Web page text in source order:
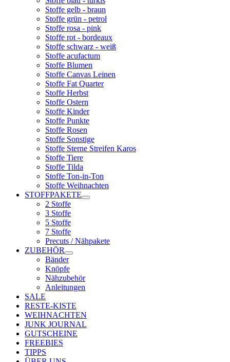
Stoffe gelb - braun
Stoffe grün - petrol
Stoffe rosa - pink
Stoffe rot - bordeaux
Stoffe schwarz - weiß
Stoffe acufactum
Stoffe Blumen
Stoffe Canvas Leinen
Stoffe Fat Quarter
Stoffe Herbst
Stoffe Ostern
Stoffe Kinder
Stoffe Punkte
Stoffe Rosen
Stoffe Sonstige
Stoffe Sterne Streifen Karos
Stoffe Tiere
Stoffe Tilda
Stoffe Ton-in-Ton
Stoffe Weihnachten
STOFFPAKETE
2 Stoffe
3 Stoffe
5 Stoffe
7 Stoffe
Precuts / Nähpakete
ZUBEHÖR
Bänder
Knöpfe
Nähzubehör
Anleitungen
SALE
RESTE-KISTE
WEIHNACHTEN
JUNK JOURNAL
GUTSCHEINE
FREEBIES
TIPPS